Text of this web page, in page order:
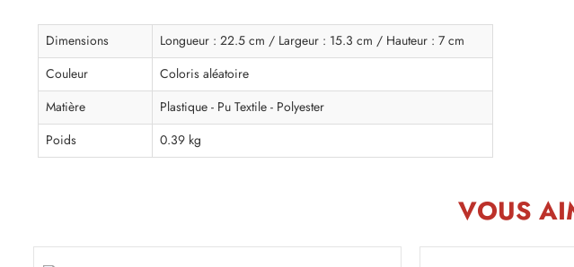
Dimensions
Longueur : 22.5 cm / Largeur : 15.3 cm / Hauteur : 7 cm
Couleur
Coloris aléatoire
Matière
Plastique - Pu Textile - Polyester
Poids
0.39 kg
VOUS